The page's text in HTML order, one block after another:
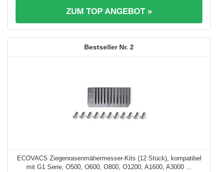
ZUM TOP ANGEBOT »
2
ECOVACS Ziegenrasenmähermesser-Kits (12 Stück), kompatibel
mit G1 Serie, O500, O600, O800, O1200, A1600, A3000 ...